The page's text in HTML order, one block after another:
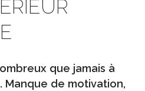
que jamais à
Manque de motivation,